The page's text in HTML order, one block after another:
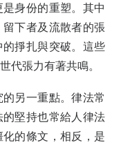
身份的重塑。其中
下者及流散者的張
掙扎與突破。這些
代張力有著共鳴。
另一重點。律法常
堅持也常給人律法
的條文，相反，是